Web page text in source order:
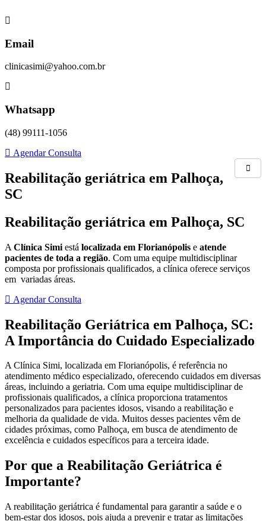
to
Email
clinicasimi@yahoo.com.br
Whatsapp
(48) 99111-1056
Agendar Consulta
Reabilitação geriátrica em Palhoça,
SC
Reabilitação geriátrica em Palhoça, SC
A Clínica Simi está localizada em Florianópolis e atende
pacientes de toda a região. Com uma equipe multidisciplinar
composta por profissionais qualificados, a clínica oferece serviços
em variadas áreas.
Agendar Consulta
Reabilitação Geriátrica em Palhoça, SC:
A Importância do Cuidado Especializado
A Clínica Simi, localizada em Florianópolis, é referência no
atendimento médico especializado, oferecendo cuidados em diversas
áreas, incluindo a geriatria. Com uma equipe multidisciplinar de
profissionais qualificados, a clínica proporciona tratamentos
personalizados para pacientes idosos, visando a reabilitação e
melhoria da qualidade de vida. Muitos desses pacientes vêm de
cidades próximas, como Palhoça, em busca de atendimento de
excelência e cuidados específicos para a terceira idade.
Por que a Reabilitação Geriátrica é
Importante?
A reabilitação geriátrica é fundamental para garantir a saúde e o
bem-estar dos idosos, pois ajuda a prevenir e tratar as limitações